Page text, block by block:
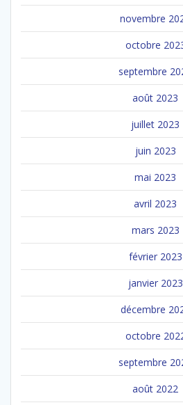
novembre
octobre
septembre
août 2023
juillet 2023
juin 2023
mai 2023
avril 2023
mars 2023
février 2023
janvier 2023
décembre
octobre
septembre
août 2022